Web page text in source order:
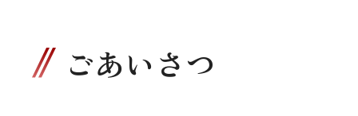
ごあいさつ